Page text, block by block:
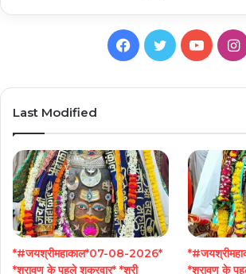
Facebook
Twitter
Last Modified
*#जयश्रीमहाकाल*07-08-2026*
*श्रावण के पहले शुक्रवार* *श्री
*श्रावण के